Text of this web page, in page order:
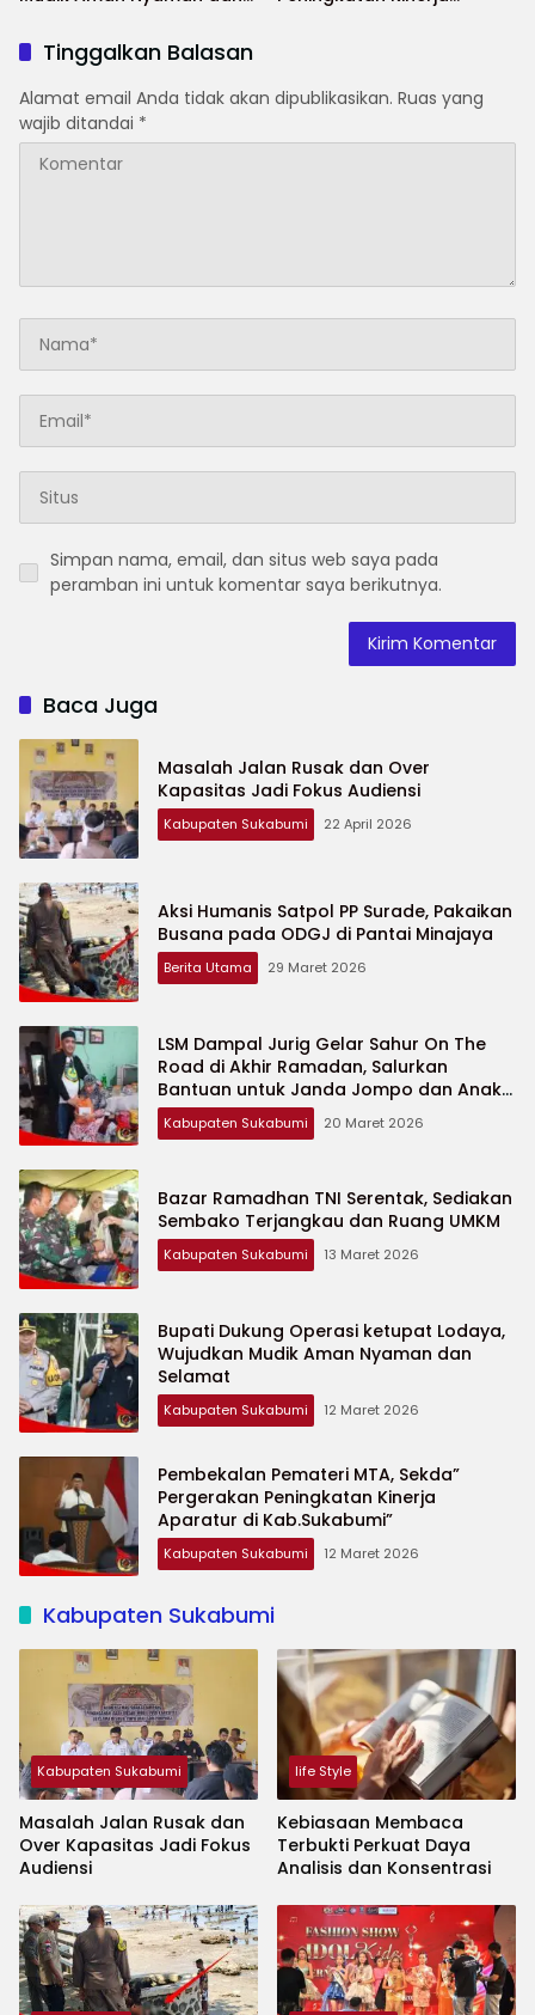
Tinggalkan Balasan
Alamat email Anda tidak akan dipublikasikan. Ruas yang
wajib ditandai *
Simpan nama, email, dan situs web saya pada
peramban ini untuk komentar saya berikutnya.
Baca Juga
Masalah Jalan Rusak dan Over
Kapasitas Jadi Fokus Audiensi
Kabupaten Sukabumi 22 April 2026
Aksi Humanis Satpol PP Surade, Pakaikan
Busana pada ODGJ di Pantai Minajaya
Berita Utama 29 Maret 2026
LSM Dampal Jurig Gelar Sahur On The
Road di Akhir Ramadan, Salurkan
Bantuan untuk Janda Jompo dan Anak
Yatim
Kabupaten Sukabumi 20 Maret 2026
Bazar Ramadhan TNI Serentak, Sediakan
Sembako Terjangkau dan Ruang UMKM
Kabupaten Sukabumi 13 Maret 2026
Bupati Dukung Operasi ketupat Lodaya,
Wujudkan Mudik Aman Nyaman dan
Selamat
Kabupaten Sukabumi 12 Maret 2026
Pembekalan Pemateri MTA, Sekda”
Pergerakan Peningkatan Kinerja
Aparatur di Kab.Sukabumi”
Kabupaten Sukabumi 12 Maret 2026
Kabupaten Sukabumi
Kabupaten Sukabumi
Masalah Jalan Rusak dan
Over Kapasitas Jadi Fokus
Audiensi
life Style
Kebiasaan Membaca
Terbukti Perkuat Daya
Analisis dan Konsentrasi